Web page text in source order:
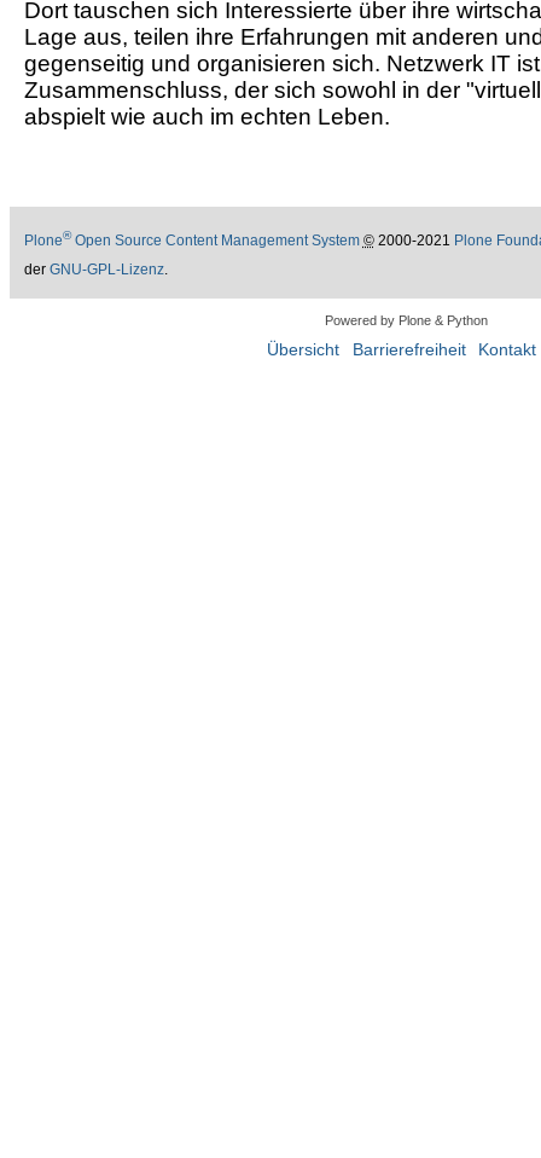
Dort tauschen sich Interessierte über ihre
Lage aus, teilen ihre Erfahrungen mit anderen
gegenseitig und organisieren sich. Netzwerk IT
Zusammenschluss, der sich sowohl in der
abspielt wie auch im echten Leben.
Plone®Open Source Content Management System ©2000-2021 Plone
der GNU-GPL-Lizenz.
Powered by Plone & Python
Übersicht Barrierefreiheit Kontakt